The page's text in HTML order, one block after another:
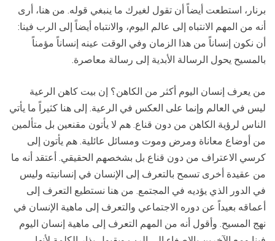
برنار، استطعت أيضاً أن تقول لغيرك ما ينبغي قوله. من هنا، أرى
أنه من المهم الانتباه إلى عالم اليوم، والانتباه أيضاً إلى الرب فينا:
أن نكون إنساناً من هذا الزمان وفي الوقت عينه إنساناً مؤمناً
بالمسيح يحول الرسالة الأبدية إلى رسالة معاصرة.
من يعرف إنسان اليوم أكثر من الكاهن؟ إن بيت كاهن الرعية
ليس في العالم وإنما على العكس في الرعية. إلى هنا كثيراً ما يأتي
الناس لرؤية الكاهن من دون قناع. هم لا يأتون مقنعين بل متألمين
من أوضاع معاناة ومرض وموت ومسائل عائلية. هم يأتون إلى
كرسي الاعتراف من دون قناع بل بشخصهم الحقيقي. أعتقد أنه ما
من عقيدة أخرى تسمح بالتعرف إلى الإنسان في إنسانيته وليس
في الدور الذي يؤديه في المجتمع. من هنا نستطيع التعرف إلى
أعماقه بعيداً عن دوره الاجتماعي والتعرف إلى ماهية الإنسان في
نهج المسيح. وأقول أنه من المهم التعرف إلى ماهية إنسان اليوم